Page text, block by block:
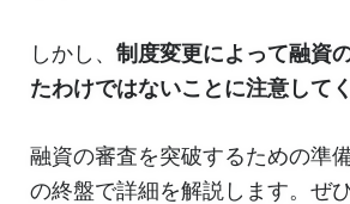
しかし、 制度変更によって融資
たわけではないことに注意してく
融資の審査を突破するための準
の終盤で詳細を解説します。ぜ